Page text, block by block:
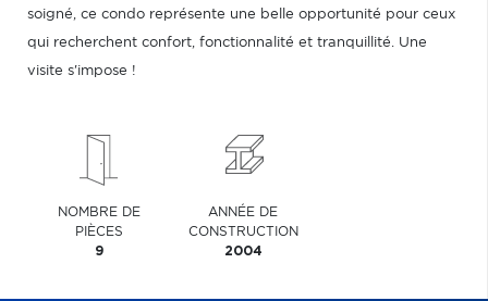
soigné, ce condo représente une belle opportunité pour ceux
qui recherchent confort, fonctionnalité et tranquillité. Une
visite s'impose !
NOMBRE DE
PIÈCES
9
ANNÉE DE
CONSTRUCTION
2004